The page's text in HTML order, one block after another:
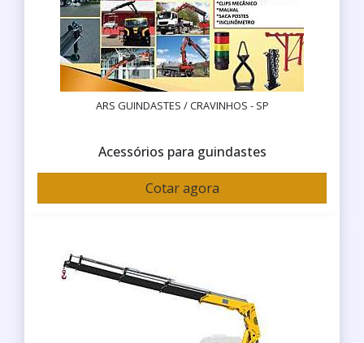
ARS GUINDASTES / CRAVINHOS - SP
Acessórios para guindastes
Cotar agora